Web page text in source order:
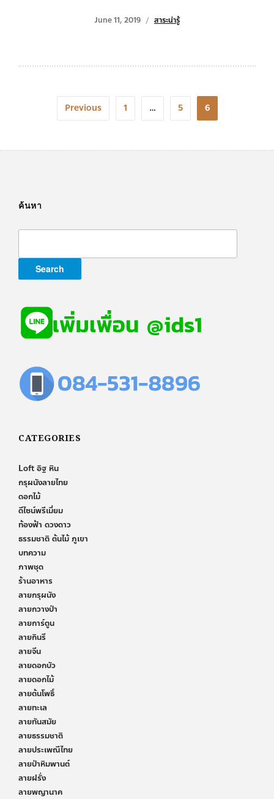
June 11, 2019 สาระน่ารู้
PostsPrevious 1 … 5 6
ค้นหา
CATEGORIES
Loft อิฐ หิน
กรุผนังลายไทย
ดอกไม้
ดีไซน์พรีเมี่ยม
ท้องฟ้า ดวงดาว
ธรรมชาติ ต้นไม้ ภูเขา
บทความ
ภาพชุด
ร้านอาหาร
ลายกรุผนัง
ลายกวางป่า
ลายการ์ตูน
ลายกินรี
ลายจีน
ลายดอกบัว
ลายดอกไม้
ลายต้นโพธิ์
ลายทะเล
ลายทันสมัย
ลายธรรมชาติ
ลายประเพณีไทย
ลายป่าหิมพานต์
ลายฝรั่ง
ลายพญานาค